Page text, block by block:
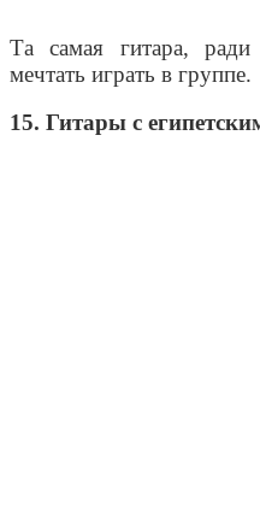
Та самая гитара,
мечтать играть в группе.
15. Гитары с